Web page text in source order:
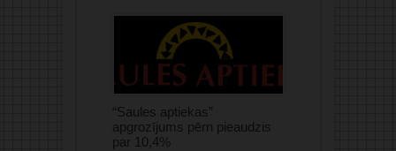
“Saules aptiekas”
apgrozījums pērn pieaudzis
par 10,4%